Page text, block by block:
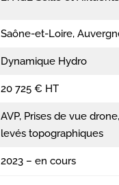
Saône-et-Loire,
Dynamique Hydro
20 725 € HT
AVP, Prises de vue
levés topographiques
2023 – en cours